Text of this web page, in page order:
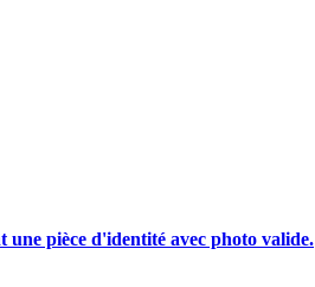
une pièce d'identité avec photo valide.